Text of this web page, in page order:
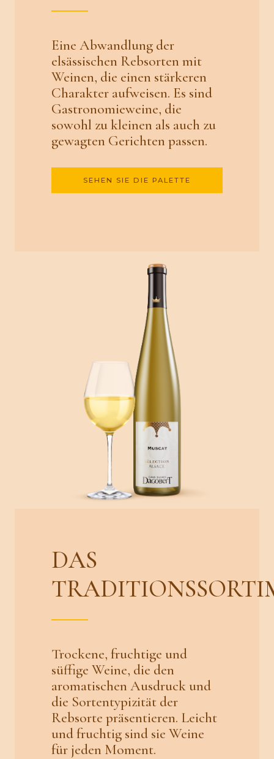
Eine Abwandlung der
elsässischen Rebsorten mit
Weinen, die einen stärkeren
Charakter aufweisen. Es sind
Gastronomieweine, die
sowohl zu kleinen als auch zu
gewagten Gerichten passen.
SEHEN SIE DIE PALETTE
DAS
Trockene, fruchtige und
süffige Weine, die den
aromatischen Ausdruck und
die Sortentypizität der
Rebsorte präsentieren. Leicht
und fruchtig sind sie Weine
für jeden Moment.